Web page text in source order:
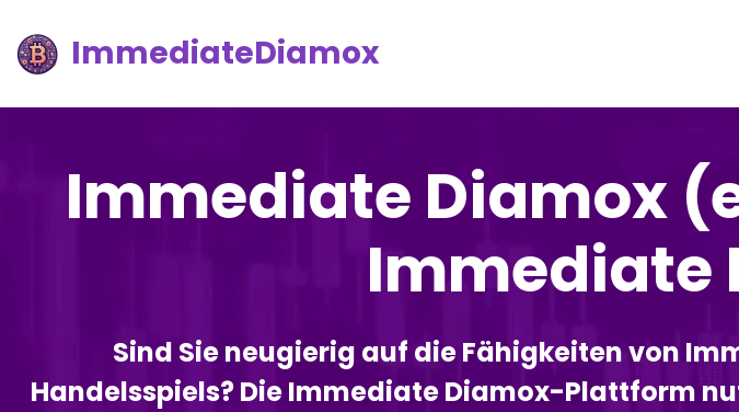
ImmediateDiamox
Immediate Diamox
Immediate
Sind Sie neugierig auf die Fähigkeiten von
Handelsspiels? Die Immediate Diamox-Plattform